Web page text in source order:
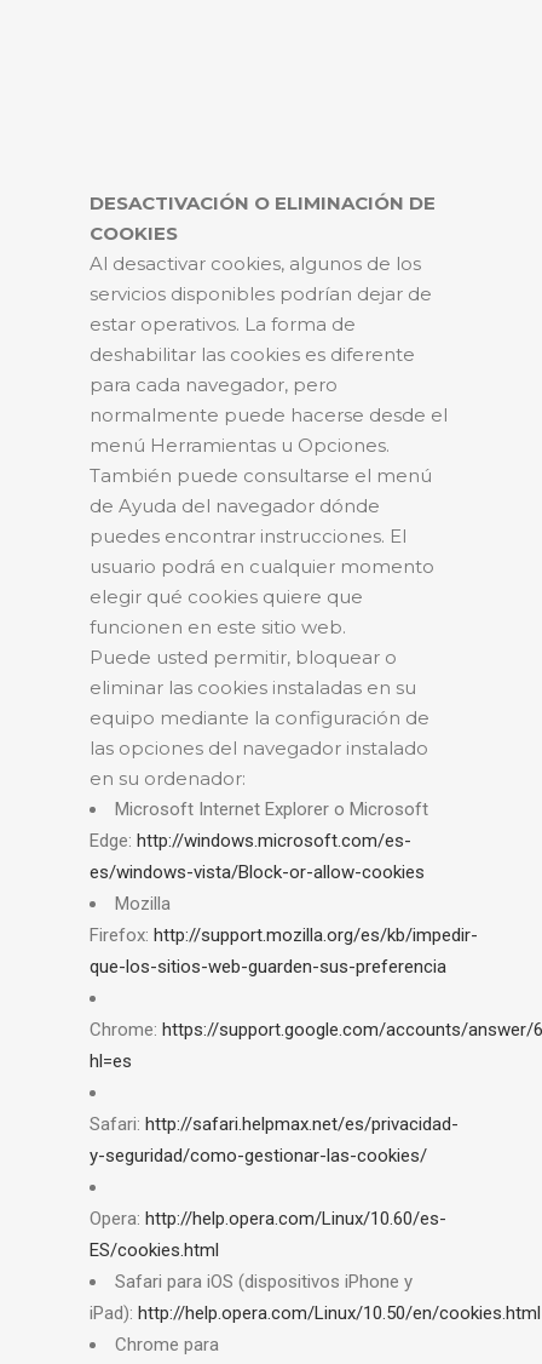
DESACTIVACIÓN O ELIMINACIÓN DE
COOKIES
Al desactivar cookies, algunos de los
servicios disponibles podrían dejar de
estar operativos. La forma de
deshabilitar las cookies es diferente
para cada navegador, pero
normalmente puede hacerse desde el
menú Herramientas u Opciones.
También puede consultarse el menú
de Ayuda del navegador dónde
puedes encontrar instrucciones. El
usuario podrá en cualquier momento
elegir qué cookies quiere que
funcionen en este sitio web.
Puede usted permitir, bloquear o
eliminar las cookies instaladas en su
equipo mediante la configuración de
las opciones del navegador instalado
en su ordenador:
Microsoft Internet Explorer o Microsoft
Edge: http://windows.microsoft.com/es-
es/windows-vista/Block-or-allow-cookies
Mozilla
Firefox: http://support.mozilla.org/es/kb/impedir-
que-los-sitios-web-guarden-sus-preferencia
Chrome: https://support.google.com/accounts/answer/
hl=es
Safari: http://safari.helpmax.net/es/privacidad-
y-seguridad/como-gestionar-las-cookies/
Opera: http://help.opera.com/Linux/10.60/es-
ES/cookies.html
Safari para iOS (dispositivos iPhone y
iPad): http://help.opera.com/Linux/10.50/en/cookies.html
Chrome para